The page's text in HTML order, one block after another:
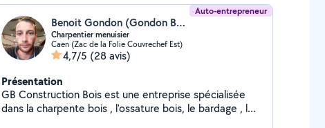
Auto-entrepreneur
Benoit Gondon (Gondon Benoit)
Charpentier menuisier
Caen (Zac de la Folie Couvrechef Est)
4,7/5 (28 avis)
Présentation
GB Construction Bois est une entreprise spécialisée
dans la charpente bois , l'ossature bois, le bardage , les